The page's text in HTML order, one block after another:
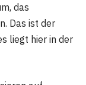
das
Das ist der
liegt hier in der